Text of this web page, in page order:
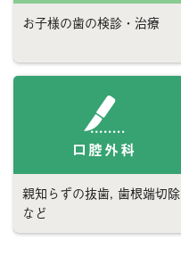
お子様の歯の検診・治療
口腔外科
親知らずの抜歯, 歯根端切除
など